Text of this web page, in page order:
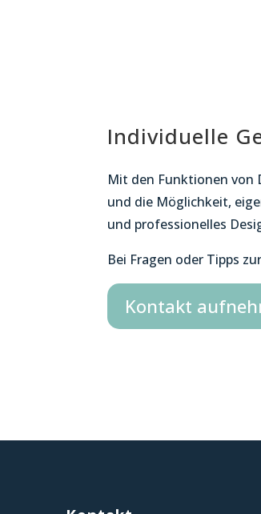
Individuelle
Mit den Funktionen von
und die Möglichkeit,
und professionelles
Bei Fragen oder Tipps
Kontakt